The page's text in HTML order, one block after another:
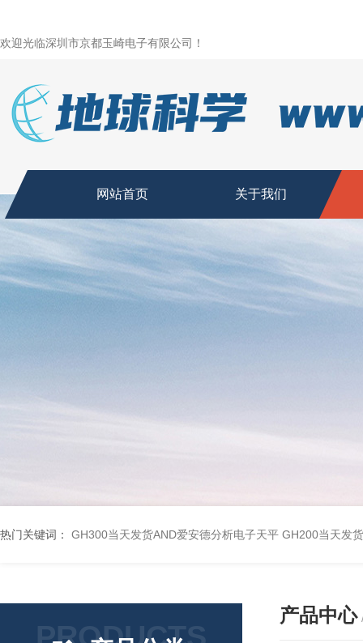
欢迎光临深圳市京都玉崎电子有限公司！
网站首页 关于我们
热门关键词： GH300当天发货AND爱安德分析电子天平 GH200当天发
产品中心